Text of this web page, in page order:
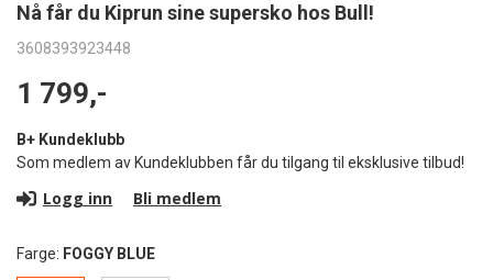
Nå får du Kiprun sine supersko hos Bull!
3608393923448
1 799,-
B+ Kundeklubb
Som medlem av Kundeklubben får du tilgang til eksklusive tilbud!
Logg inn Bli medlem
Farge: FOGGY BLUE